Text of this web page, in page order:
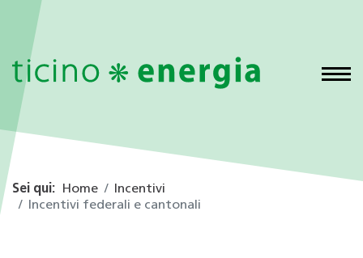
Sei qui: Home
Incentivi
Incentivi federali e cantonali